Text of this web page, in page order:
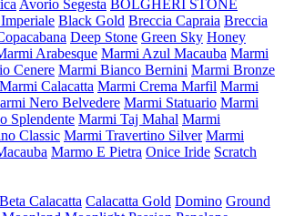
Avorio Segesta BOLGHERI STONE
Black Gold Breccia Capraia Breccia
Deep Stone Green Sky Honey
Arabesque Marmi Azul Macauba Marmi
Cenere Marmi Bianco Bernini Marmi Bronze
Marmi Calacatta Marmi Crema Marfil Marmi
Nero Belvedere Marmi Statuario Marmi
Splendente Marmi Taj Mahal Marmi
Classic Marmi Travertino Silver Marmi
Marmo E Pietra Onice Iride Scratch
Beta Calacatta Calacatta Gold Domino Ground